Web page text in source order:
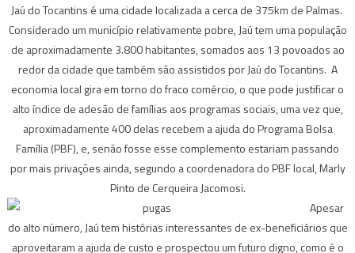
Jaú do Tocantins é uma cidade localizada a cerca de 375km de Palmas.
Considerado um município relativamente pobre, Jaú tem uma população
de aproximadamente 3.800 habitantes, somados aos 13 povoados ao
redor da cidade que também são assistidos por Jaú do Tocantins. A
economia local gira em torno do fraco comércio, o que pode justificar o
alto índice de adesão de famílias aos programas sociais, uma vez que,
aproximadamente 400 delas recebem a ajuda do Programa Bolsa
Família (PBF), e, senão fosse esse complemento estariam passando
por mais privações ainda, segundo a coordenadora do PBF local, Marly
Pinto de Cerqueira Jacomosi.
Apesar
do alto número, Jaú tem histórias interessantes de ex-beneficiários que
aproveitaram a ajuda de custo e prospectou um futuro digno, como é o